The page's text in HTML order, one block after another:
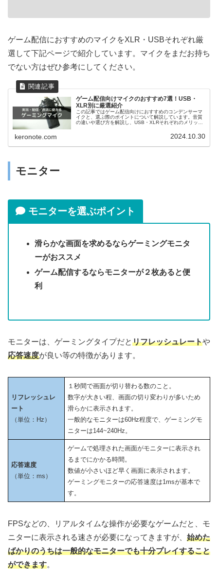
ゲーム配信におすすめのマイクをXLR・USBそれぞれ厳
選して下記ページで紹介しています。マイクをまだお持ち
でない方はぜひ参考にしてください。
ゲーム配信向けマイクのおすすめ7選！USB・
XLR別に厳選紹介
この記事ではゲーム配信向けにおすすめのコンデンサーマ
イクと、選ぶ際のポイントについて解説しています。音質
の違いや選び方を解説し、USB・XLRそれぞれのメリット
keronote.com 2024.10.30
モニター
モニターを選ぶポイント
滑らかな画面を求めるならゲーミングモニタ
ーがおススメ
ゲーム配信するならモニターが２枚あると便
利
モニターは、ゲーミングタイプだとリフレッシュレートや
応答速度が良い等の特徴があります。
リフレッシュレ
ート
（単位：Hz）
１秒間で画面が切り替わる数のこと。
数字が大きい程、画面の切り変わりが多いため
滑らかに表示されます。
一般的なモニターは60Hz程度で、ゲーミングモ
ニターは144~240Hz。
応答速度
（単位：ms）
ゲームで処理された画面がモニターに表示され
るまでにかかる時間。
数値が小さいほど早く画面に表示されます。
ゲーミングモニターの応答速度は1msが基本で
す。
FPSなどの、リアルタイムな操作が必要なゲームだと、モ
ニターに表示される速さが必要になってきますが、 始めた
ばかりのうちは一般的なモニターでも十分プレイすること
ができます。